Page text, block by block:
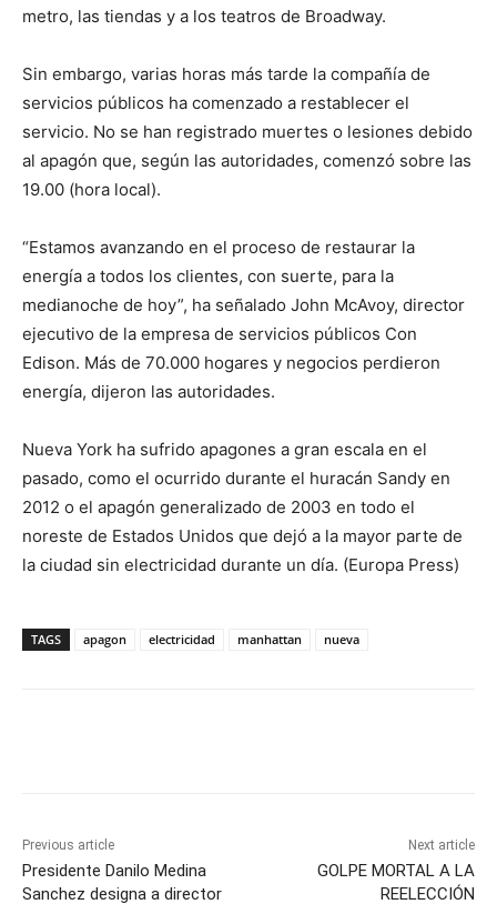
metro, las tiendas y a los teatros de Broadway.
Sin embargo, varias horas más tarde la compañía de
servicios públicos ha comenzado a restablecer el
servicio. No se han registrado muertes o lesiones debido
al apagón que, según las autoridades, comenzó sobre las
19.00 (hora local).
“Estamos avanzando en el proceso de restaurar la
energía a todos los clientes, con suerte, para la
medianoche de hoy”, ha señalado John McAvoy, director
ejecutivo de la empresa de servicios públicos Con
Edison. Más de 70.000 hogares y negocios perdieron
energía, dijeron las autoridades.
Nueva York ha sufrido apagones a gran escala en el
pasado, como el ocurrido durante el huracán Sandy en
2012 o el apagón generalizado de 2003 en todo el
noreste de Estados Unidos que dejó a la mayor parte de
la ciudad sin electricidad durante un día. (Europa Press)
TAGS apagon electricidad manhattan nueva
Previous article
Presidente Danilo Medina
Sanchez designa a director
Next article
GOLPE MORTAL A LA
REELECCIÓN